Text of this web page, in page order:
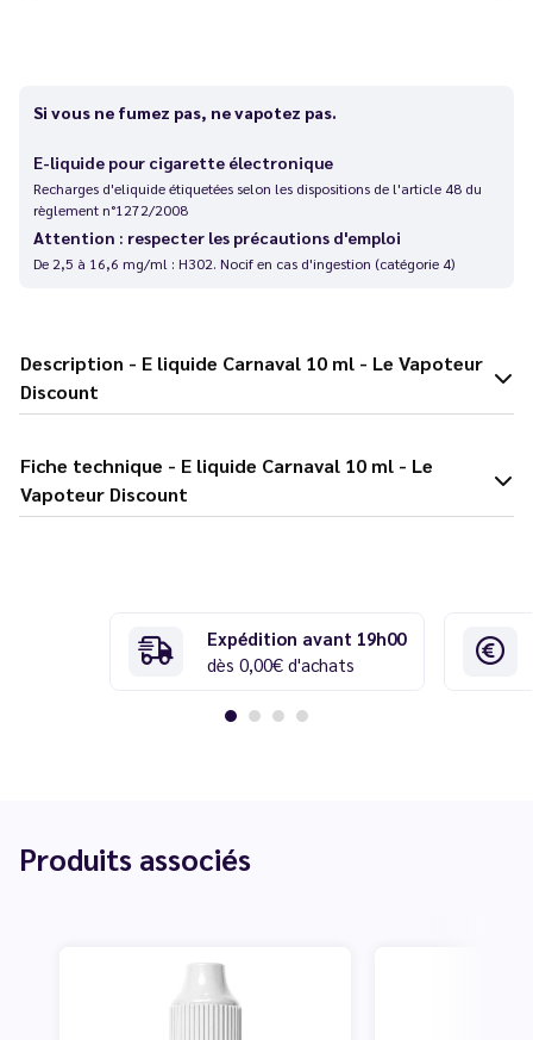
Si vous ne fumez pas, ne vapotez pas.
E-liquide pour cigarette électronique
Recharges d'eliquide étiquetées selon les dispositions de l'article 48 du
règlement n°1272/2008
Attention : respecter les précautions d'emploi
De 2,5 à 16,6 mg/ml : H302. Nocif en cas d'ingestion (catégorie 4)
Description - E liquide Carnaval 10 ml - Le Vapoteur
Discount
Fiche technique - E liquide Carnaval 10 ml - Le
Vapoteur Discount
Expédition avant 19h00
dès 0,00€ d'achats
Produits associés